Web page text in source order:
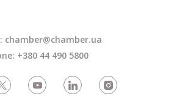
chamber@chamber.ua
+380 44 490 5800